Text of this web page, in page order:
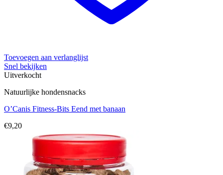
Toevoegen aan verlanglijst
Snel bekijken
Uitverkocht
Natuurlijke hondensnacks
O’Canis Fitness-Bits Eend met banaan
€9,20